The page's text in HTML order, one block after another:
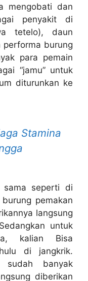
mengobati dan
penyakit di
tetelo), daun
performa burung
para pemain
“jamu” untuk
diturunkan ke
Stamina
sama seperti di
pemakan
langsung
untuk
kalian Bisa
di jangkrik.
sudah banyak
diberikan